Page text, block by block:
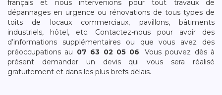
français et nous intervenions pour tout travaux de
dépannages en urgence ou rénovations de tous types de
toits de locaux commerciaux, pavillons, bâtiments
industriels, hôtel, etc. Contactez-nous pour avoir des
d’informations supplémentaires ou que vous avez des
préoccupations au 07 63 02 05 06. Vous pouvez dès à
présent demander un devis qui vous sera réalisé
gratuitement et dans les plus brefs délais.